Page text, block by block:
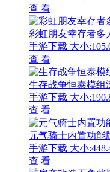
查 看
彩虹朋友幸存者多
手游下载 大小
查 看
生存战争恒泰模组
手游下载 大小
查 看
元气骑士内置功能
手游下载 大小
查 看